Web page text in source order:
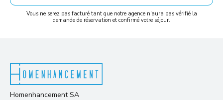
Vous ne serez pas facturé tant que notre agence n'aura pas vérifié la
demande de réservation et confirmé votre séjour.
Homenhancement SA